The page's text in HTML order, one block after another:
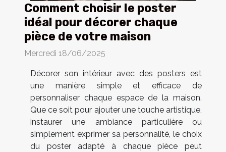
Comment choisir le poster
idéal pour décorer chaque
pièce de votre maison
Mercredi 18/06/2025
Décorer son intérieur avec des posters est
une manière simple et efficace de
personnaliser chaque espace de la maison.
Que ce soit pour ajouter une touche artistique,
instaurer une ambiance particulière ou
simplement exprimer sa personnalité, le choix
du poster adapté à chaque pièce peut